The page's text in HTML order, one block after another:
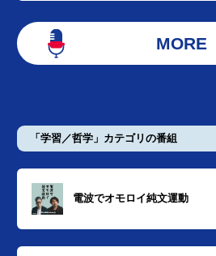
MORE
「学習／哲学」カテゴリの番組
電波でオモロイ純文運動